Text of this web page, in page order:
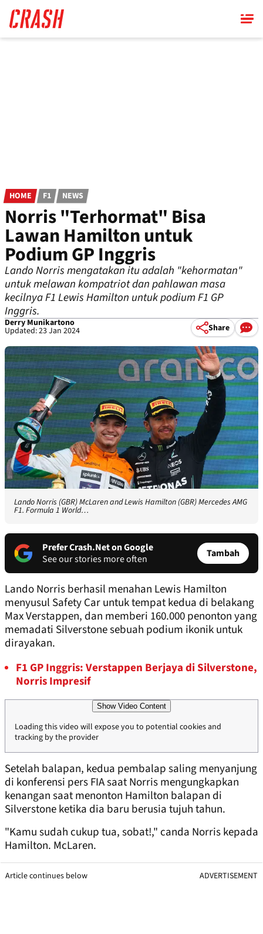
main
content
HOME F1 NEWS
Norris "Terhormat" Bisa
Lawan Hamilton untuk
Podium GP Inggris
Lando Norris mengatakan itu adalah "kehormatan"
untuk melawan kompatriot dan pahlawan masa
kecilnya F1 Lewis Hamilton untuk podium F1 GP
Inggris.
Derry Munikartono
Updated: 23 Jan 2024 Share
Lando Norris (GBR) McLaren and Lewis Hamilton (GBR) Mercedes AMG
F1. Formula 1 World…
Prefer Crash.Net on Google
See our stories more often
Tambah
Lando Norris berhasil menahan Lewis Hamilton
menyusul Safety Car untuk tempat kedua di belakang
Max Verstappen, dan memberi 160.000 penonton yang
memadati Silverstone sebuah podium ikonik untuk
dirayakan.
F1 GP Inggris: Verstappen Berjaya di Silverstone,
Norris Impresif
Show Video Content
Loading this video will expose you to potential cookies and
tracking by the provider
Setelah balapan, kedua pembalap saling menyanjung
di konferensi pers FIA saat Norris mengungkapkan
kenangan saat menonton Hamilton balapan di
Silverstone ketika dia baru berusia tujuh tahun.
"Kamu sudah cukup tua, sobat!," canda Norris kepada
Hamilton. McLaren.
Article continues below ADVERTISEMENT